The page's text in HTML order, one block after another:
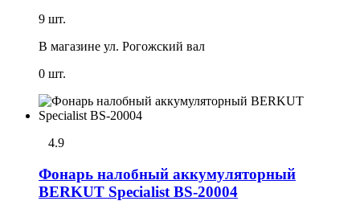
9 шт.
В магазине ул. Рогожский вал
0 шт.
4.9
Фонарь налобный аккумуляторный
BERKUT Specialist BS-20004